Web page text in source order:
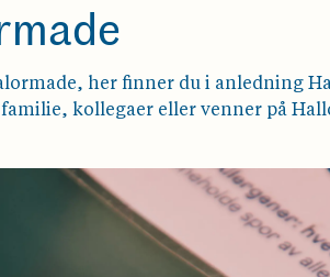
her finner du i anledning
kollegaer eller venner på